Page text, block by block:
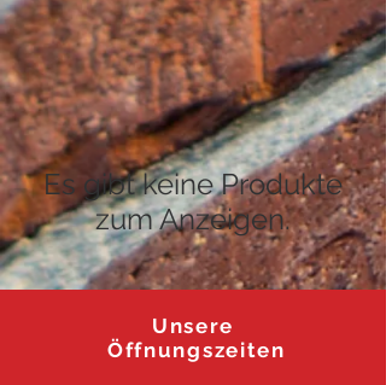
Es gibt keine Produkte
zum Anzeigen.
Unsere
Öffnungszeiten